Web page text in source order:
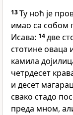
13Ту ноћ је
имао са собом
Исава: 14две
стотине оваца
камила
четрдесет
и десет
свако стадо
преда мном,